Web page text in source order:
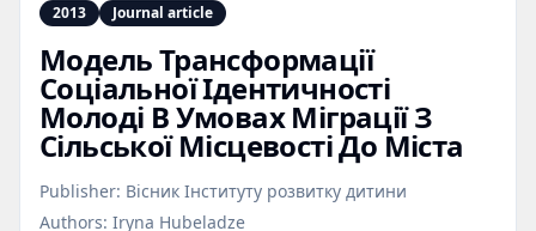
2013 Journal article
Модель Трансформації
Соціальної Ідентичності
Молоді В Умовах Міграції З
Сільської Місцевості До Міста
Publisher: Вісник Інституту розвитку дитини
Authors: Iryna Hubeladze